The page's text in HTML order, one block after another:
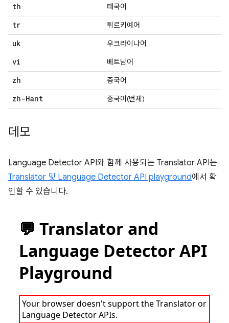
th 태국어
tr 튀르키예어
uk 우크라이나어
vi 베트남어
zh 중국어
zh-Hant 중국어(번체)
데모
Language Detector API와 함께 사용되는 Translator API는
Translator 및 Language Detector API playground에서 확
인할 수 있습니다.